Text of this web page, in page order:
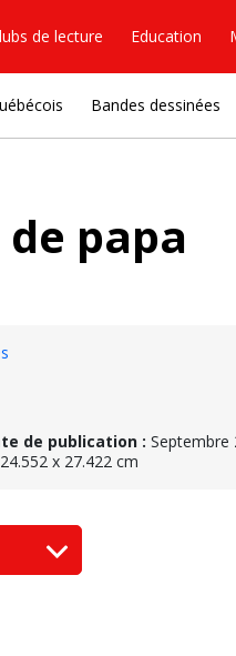
de lecture Education
Bandes dessinées
papa
de publication : Septembre
24.552 x 27.422 cm